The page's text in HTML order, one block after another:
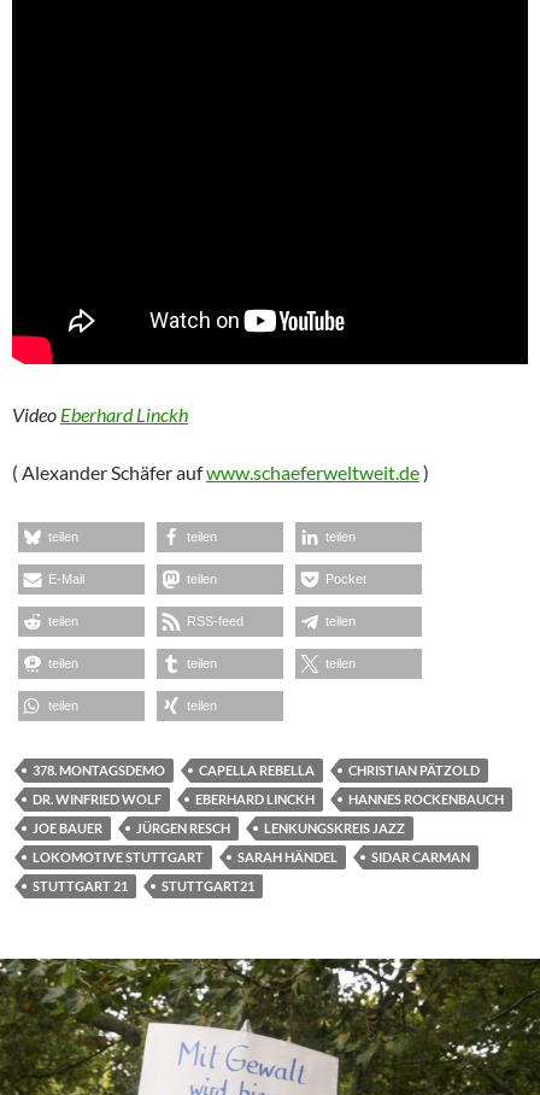
Video Eberhard Linckh
( Alexander Schäfer aufwww.schaeferweltweit.de)
teilen teilen teilen
E-Mail teilen Pocket
teilen RSS-feed teilen
teilen teilen teilen
teilen teilen
378. MONTAGSDEMO CAPELLA REBELLA
CHRISTIAN PÄTZOLD
DR. WINFRIED WOLF
EBERHARD LINCKH
HANNES ROCKENBAUCH
JOE BAUER
JÜRGEN RESCH
LENKUNGSKREIS JAZZ
LOKOMOTIVE STUTTGART
SARAH HÄNDEL
SIDAR CARMAN
STUTTGART 21
STUTTGART21